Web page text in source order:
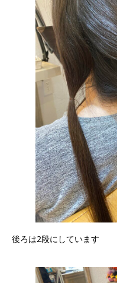
後ろは2段にしています